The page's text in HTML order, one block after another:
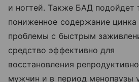
и ногтей. Также БАД подойдет
пониженное содержание цинка
проблемы с быстрым
средство эффективно для
восстановления
мужчин и в период менопаузы